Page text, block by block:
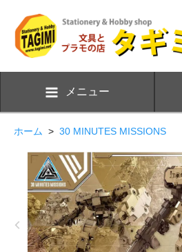
メニュー
ホーム > 30 MINUTES MISSIONS